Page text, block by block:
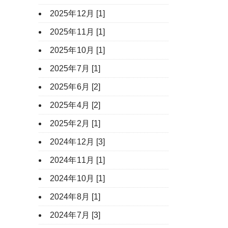
2025年12月 [1]
2025年11月 [1]
2025年10月 [1]
2025年7月 [1]
2025年6月 [2]
2025年4月 [2]
2025年2月 [1]
2024年12月 [3]
2024年11月 [1]
2024年10月 [1]
2024年8月 [1]
2024年7月 [3]